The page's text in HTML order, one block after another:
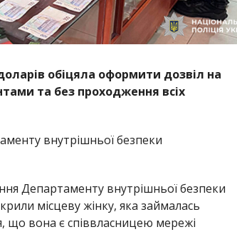
обіцяла оформити дозвіл на
та без проходження всіх
внутрішньої безпеки
Департаменту внутрішньої безпеки
місцеву жінку, яка займалась
що вона є співвласницею мережі